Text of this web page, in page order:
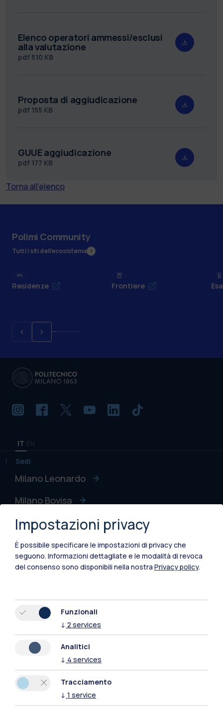
Elenco operatori ammessi/esclusi
alla valutazione
pdf 510 KB
Proposta di aggiudicazione
pdf 155 KB
GUUE aggiudicazione
pdf 177 KB
Torna all'elenco
Polimi Community
Tutti i siti dell’ecosistema
Residenze Frontiere
IT
Sedi
Milano Leonardo
Milano Bovisa
Cremona
Lecco
Mantova
Xi'an
Naviga il sito
Contattaci
Impostazioni privacy
È possibile specificare le impostazioni di privacy che
seguono. Informazioni dettagliate e le modalità di revoca
del consenso sono disponibili nella nostra Privacy policy.
Funzionali
↓ 2 services
Analitici
↓ 4 services
Tracciamento
↓ 1 service